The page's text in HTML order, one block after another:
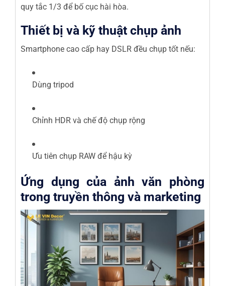
quy tắc 1/3 để bố cục hài hòa.
Thiết bị và kỹ thuật chụp ảnh
Smartphone cao cấp hay DSLR đều chụp tốt nếu:
Dùng tripod
Chỉnh HDR và chế độ chụp rộng
Ưu tiên chụp RAW để hậu kỳ
Ứng dụng của ảnh văn phòng
trong truyền thông và marketing